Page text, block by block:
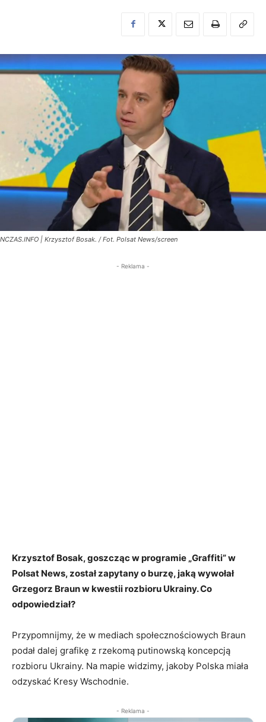
NCZAS.INFO | Krzysztof Bosak. / Fot. Polsat News/screen
- Reklama -
Krzysztof Bosak, goszcząc w programie „Graffiti” w
Polsat News, został zapytany o burzę, jaką wywołał
Grzegorz Braun w kwestii rozbioru Ukrainy. Co
odpowiedział?
Przypomnijmy, że w mediach społecznościowych Braun
podał dalej grafikę z rzekomą putinowską koncepcją
rozbioru Ukrainy. Na mapie widzimy, jakoby Polska miała
odzyskać Kresy Wschodnie.
- Reklama -